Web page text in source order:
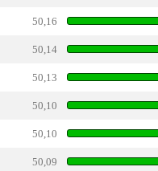
50,16
50,14
50,13
50,10
50,10
50,09